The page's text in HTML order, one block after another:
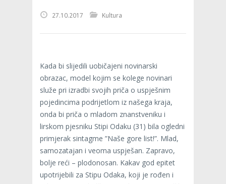
27.10.2017 Kultura
Kada bi slijedili uobičajeni novinarski
obrazac, model kojim se kolege novinari
služe pri izradbi svojih priča o uspješnim
pojedincima podrijetlom iz našega kraja,
onda bi priča o mladom znanstveniku i
lirskom pjesniku Stipi Odaku (31) bila ogledni
primjerak sintagme ”Naše gore list!”. Mlad,
samozatajan i veoma uspješan. Zapravo,
bolje reći – plodonosan. Kakav god epitet
upotrijebili za Stipu Odaka, koji je rođen i